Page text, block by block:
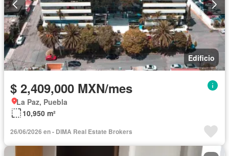
Edificio
$ 2,409,000 MXN/mes
La Paz, Puebla
10,950 m²
26/06/2026 en - DIMA Real Estate Brokers